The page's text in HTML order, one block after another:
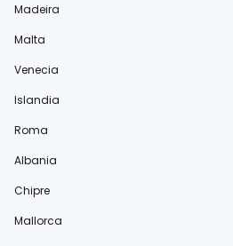
Madeira
Malta
Venecia
Islandia
Roma
Albania
Chipre
Mallorca